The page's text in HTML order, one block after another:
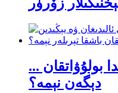
بولۇۋاتقان ...
دېگەن نېمە؟